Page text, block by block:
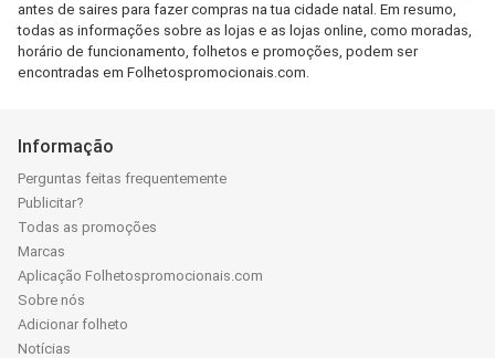
antes de saires para fazer compras na tua cidade natal. Em resumo,
todas as informações sobre as lojas e as lojas online, como moradas,
horário de funcionamento, folhetos e promoções, podem ser
encontradas em Folhetospromocionais.com.
Informação
Perguntas feitas frequentemente
Publicitar?
Todas as promoções
Marcas
Aplicação Folhetospromocionais.com
Sobre nós
Adicionar folheto
Notícias